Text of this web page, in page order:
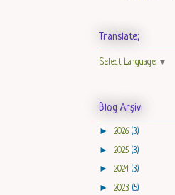
Translate;
Select Language ▼
Blog Arşivi
► 2026 (3)
► 2025 (3)
► 2024 (3)
► 2023 (5)